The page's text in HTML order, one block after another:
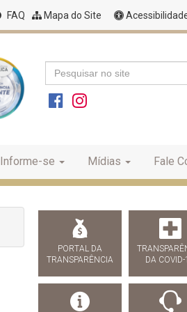
FAQ Mapa do Site
Informe-se Mídias Fale
PORTAL DA
TRANSPARÊNCIA
DA COVID-